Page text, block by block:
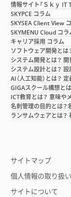
情報サイト「Ｓｋｙ IT
SKYPCE コラム
SKYSEA Client View
SKYMENU Cloud コラ
キャリア採用 コラム
ソフトウェア開発とは
システム開発とは？
システム設計とは？
AI（人工知能）とは？
GIGAスクール構想と
ICT教育とは？ 意味や
名刺管理の目的とは？
ランサムウェアとは？
サイトマップ
個人情報の取り扱
サイトについて